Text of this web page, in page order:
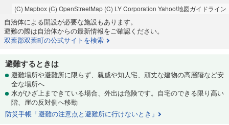
(C) Mapbox (C) OpenStreetMap (C) LY Corporation Yahoo!地図ガイドライン
自治体による開設が必要な施設もあります。
避難の際は自治体からの最新情報をご確認ください。
双葉郡双葉町の公式サイトを検索
避難するときは
避難場所や避難所に限らず、親戚や知人宅、頑丈な建物の高層階など安
全な場所へ
水がひざ上まできている場合、外出は危険です。自宅のできる限り高い
階、崖の反対側へ移動
防災手帳「避難の注意点と避難所に行けないとき」